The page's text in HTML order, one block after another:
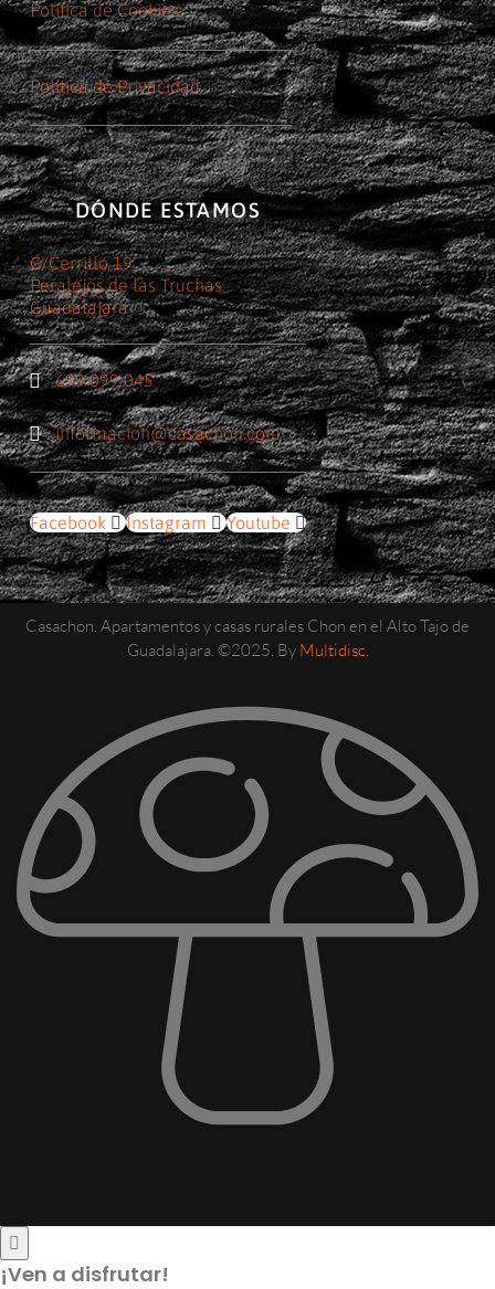
Política de Cookies
Política de Privacidad
DÓNDE ESTAMOS
C/Cerrillo 19
Peralejos de las Truchas
Guadalajara
699 099 045
informacion@casachon.com
Facebook Instagram Youtube
Casachon. Apartamentos y casas rurales Chon en el Alto Tajo de
Guadalajara. ©2025. By Multidisc.
¡Ven a disfrutar!